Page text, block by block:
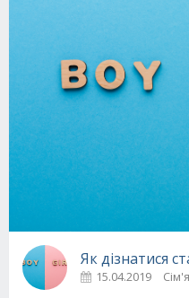
Як дізнатися
15.04.2019 Сім'я